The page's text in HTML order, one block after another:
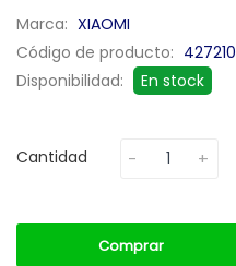
Marca: XIAOMI
Código de producto: 427210
Disponibilidad:
En stock
Cantidad
Comprar